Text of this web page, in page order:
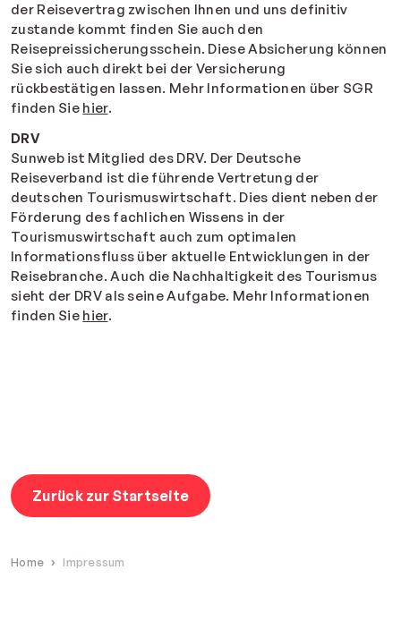
der Reisevertrag zwischen Ihnen und uns definitiv
zustande kommt finden Sie auch den
Reisepreissicherungsschein. Diese Absicherung können
Sie sich auch direkt bei der Versicherung
rückbestätigen lassen. Mehr Informationen über SGR
finden Sie hier.
DRV
Sunweb ist Mitglied des DRV. Der Deutsche
Reiseverband ist die führende Vertretung der
deutschen Tourismuswirtschaft. Dies dient neben der
Förderung des fachlichen Wissens in der
Tourismuswirtschaft auch zum optimalen
Informationsfluss über aktuelle Entwicklungen in der
Reisebranche. Auch die Nachhaltigkeit des Tourismus
sieht der DRV als seine Aufgabe. Mehr Informationen
finden Sie hier.
Zurück zur Startseite
Home Impressum